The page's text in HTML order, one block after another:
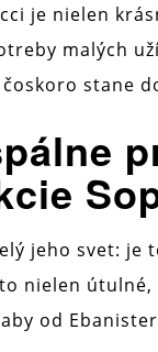
je nielen
malých
stane
jeho svet:
nielen
od